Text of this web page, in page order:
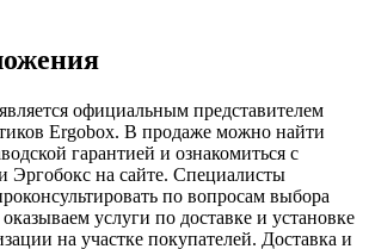
официальным представителем
Ergobox. В продаже можно найти
гарантией и ознакомиться с
Эргобокс на сайте. Специалисты
по вопросам выбора
услуги по доставке и установке
на участке покупателей. Доставка и